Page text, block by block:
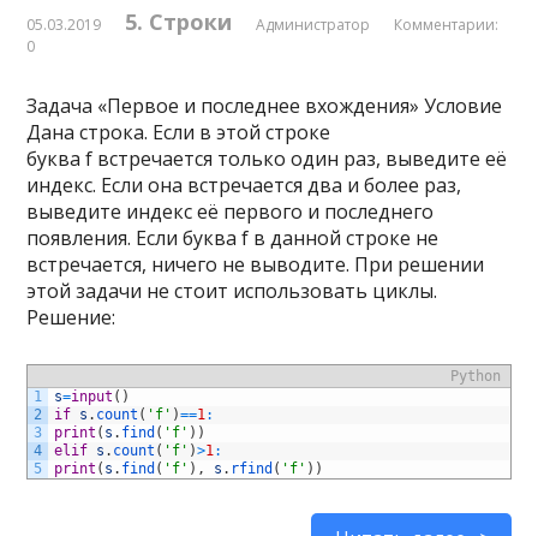
05.03.2019 5. Строки Администратор
Комментарии:
0
Задача «Первое и последнее вхождения» Условие
Дана строка. Если в этой строке
буква f встречается только один раз, выведите её
индекс. Если она встречается два и более раз,
выведите индекс её первого и последнего
появления. Если буква f в данной строке не
встречается, ничего не выводите. При решении
этой задачи не стоит использовать циклы.
Решение:
Python
1
2
3
4
5
s=input ( )
if s . count ( 'f' )==1:
print ( s . find ( 'f' ) )
elif s . count ( 'f' )>1:
print ( s . find ( 'f' ) , s . rfind ( 'f' ) )